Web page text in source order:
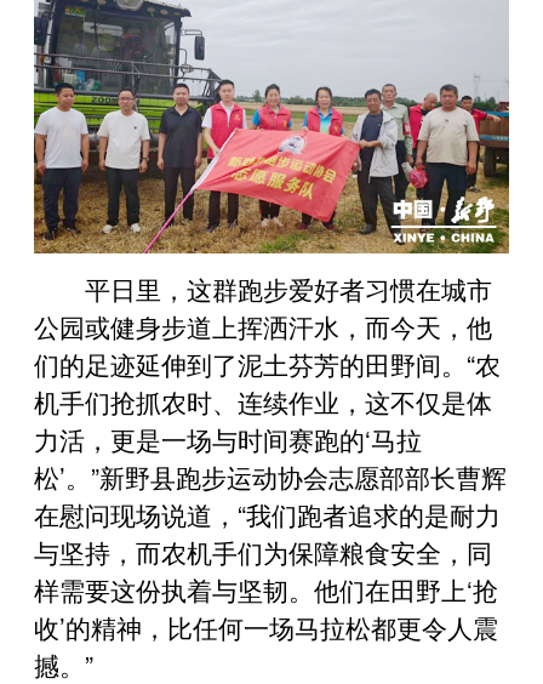
平日里，这群跑步爱好者习惯在城市
公园或健身步道上挥洒汗水，而今天，他
们的足迹延伸到了泥土芬芳的田野间。“农
机手们抢抓农时、连续作业，这不仅是体
力活，更是一场与时间赛跑的‘马拉
松’。”新野县跑步运动协会志愿部部长曹辉
在慰问现场说道，“我们跑者追求的是耐力
与坚持，而农机手们为保障粮食安全，同
样需要这份执着与坚韧。他们在田野上‘抢
收’的精神，比任何一场马拉松都更令人震
撼。”